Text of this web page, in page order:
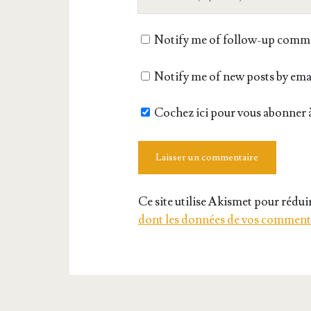
siteNotify me of follow-up
Notify me of new posts by
Cochez ici pour vous abonner
Ce site utilise Akismet pour
dont les données de vos